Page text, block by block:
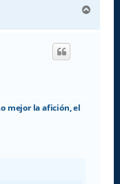
r
mejor la afición, el